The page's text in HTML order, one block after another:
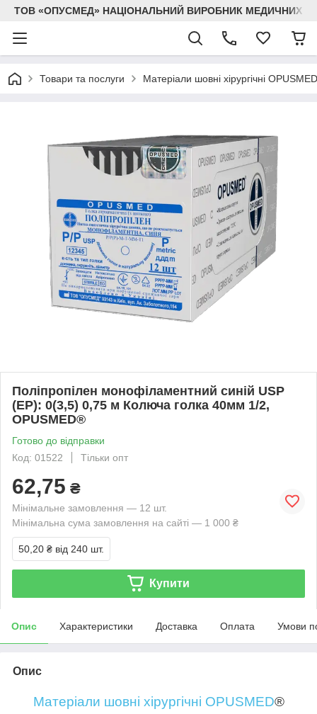
ТОВ «ОПУСМЕД» НАЦІОНАЛЬНИЙ ВИРОБНИК МЕДИЧНИХ
Товари та послуги Матеріали шовні хірургічні OPUSMED
Поліпропілен монофіламентний синій USP
(EP): 0(3,5) 0,75 м Колюча голка 40мм 1/2,
OPUSMED®
Готово до відправки
Код: 01522
Тільки опт
62,75 ₴
Мінімальне замовлення — 12 шт.
Мінімальна сума замовлення на сайті — 1 000 ₴
50,20 ₴ від 240 шт.
Купити
Опис Характеристики Доставка Оплата Умови
Опис
Матеріали шовні хірургічні OPUSMED®